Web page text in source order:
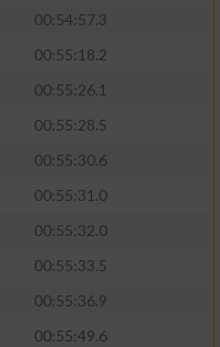
00:54:57.3
00:55:18.2
00:55:26.1
00:55:28.5
00:55:30.6
00:55:31.0
00:55:32.0
00:55:33.5
00:55:36.9
00:55:49.6